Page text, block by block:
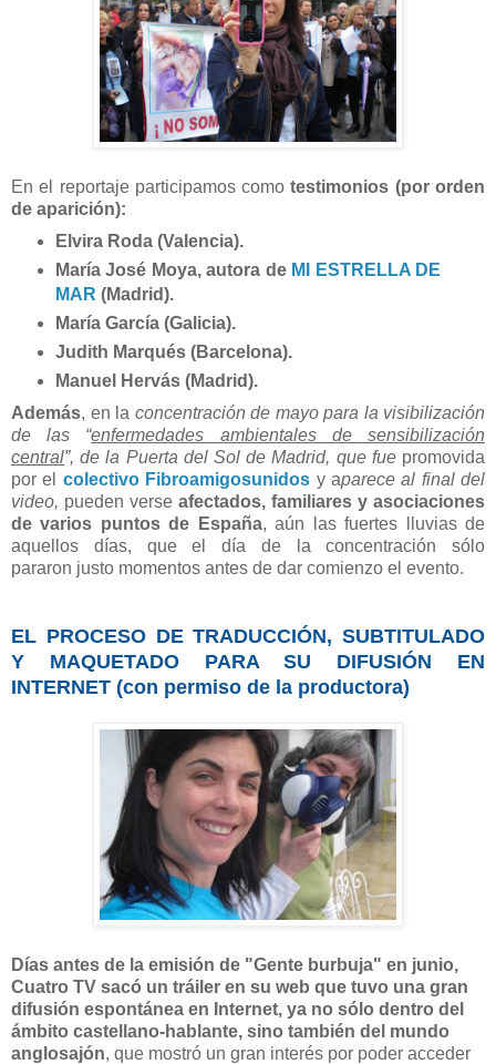
En el reportaje participamos comotestimonios (por orden
de aparición):
Elvira Roda (Valencia).
María José Moya, autora de MI ESTRELLA DE
MAR (Madrid).
María García (Galicia).
Judith Marqués (Barcelona).
Manuel Hervás (Madrid).
Además, en la concentración de mayo para la visibilización
de las “enfermedades ambientales de sensibilización
central”, de la Puerta del Sol de Madrid, que fue promovida
por el colectivo Fibroamigosunidos y aparece al final del
video, pueden verse afectados, familiares y asociaciones
de varios puntos de España, aún las fuertes lluvias de
aquellos días, que el día de la concentración sólo
pararon justo momentos antes de dar comienzo el evento.
EL PROCESO DE TRADUCCIÓN, SUBTITULADO
Y MAQUETADO PARA SU DIFUSIÓN EN
INTERNET (con permiso de la productora)
Días antes de la emisión de "Gente burbuja" en junio,
Cuatro TV sacó un tráiler en su web que tuvo una gran
difusión espontánea en Internet, ya no sólo dentro del
ámbito castellano-hablante, sino también del mundo
anglosajón, que mostró un gran interés por poder acceder